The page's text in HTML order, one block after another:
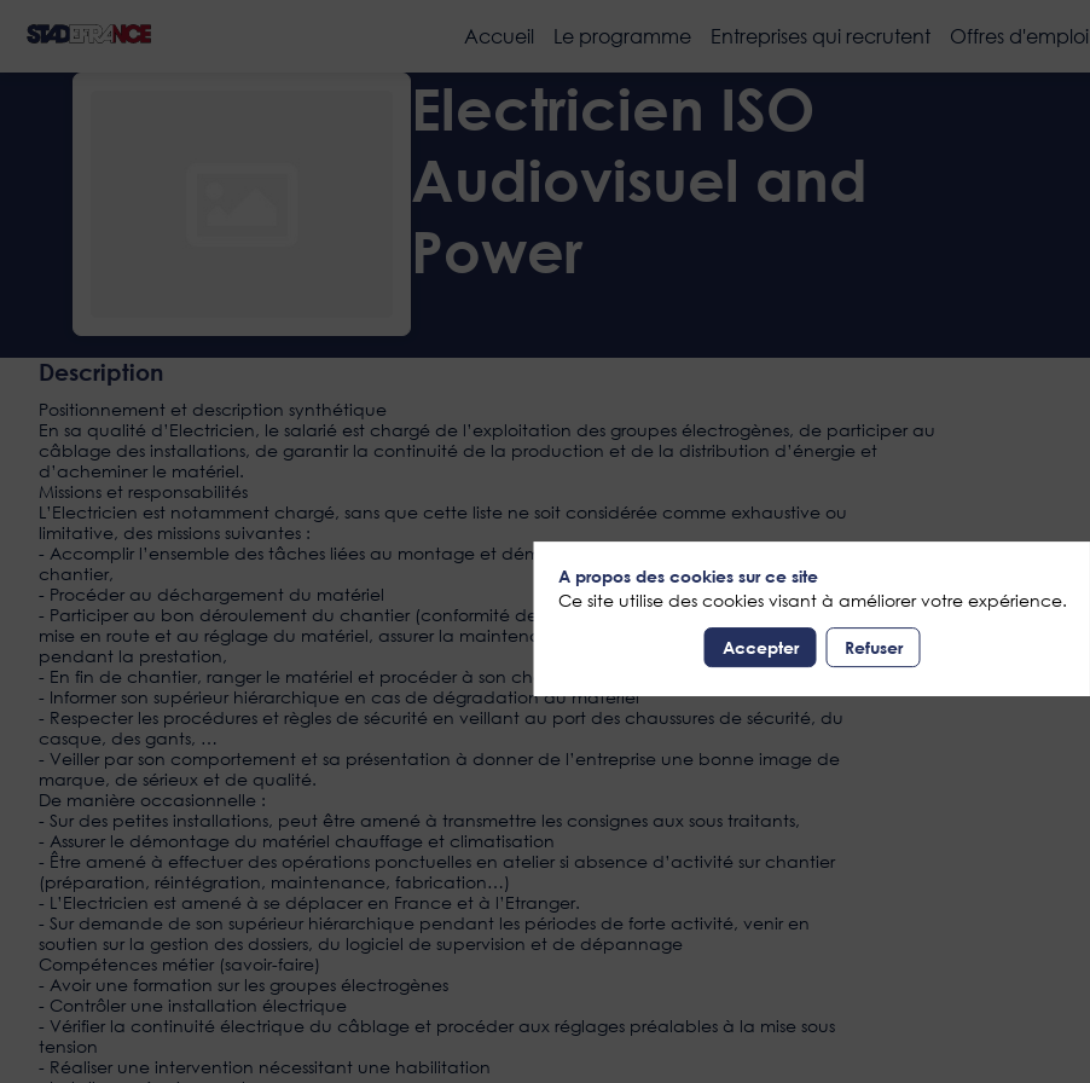
Accueil Le programme Entreprises qui recrutent Offres d'emploi
Electricien ISO
Audiovisuel and
Power
Description
Positionnement et description synthétique
En sa qualité d’Electricien, le salarié est chargé de l’exploitation des groupes électrogènes, de participer au
câblage des installations, de garantir la continuité de la production et de la distribution d’énergie et
d’acheminer le matériel.
Missions et responsabilités
L’Electricien est notamment chargé, sans que cette liste ne soit considérée comme exhaustive ou
limitative, des missions suivantes :
- Accomplir l’ensemble des tâches liées au montage et démontage du matériel électrique sur
chantier,
- Procéder au déchargement du matériel
- Participer au bon déroulement du chantier (conformité de la réalisation du projet) : procéder à la
mise en route et au réglage du matériel, assurer la maintenance et l’assistance technique
pendant la prestation,
- En fin de chantier, ranger le matériel et procéder à son chargement,
- Informer son supérieur hiérarchique en cas de dégradation du matériel
- Respecter les procédures et règles de sécurité en veillant au port des chaussures de sécurité, du
casque, des gants, …
- Veiller par son comportement et sa présentation à donner de l’entreprise une bonne image de
marque, de sérieux et de qualité.
De manière occasionnelle :
- Sur des petites installations, peut être amené à transmettre les consignes aux sous traitants,
- Assurer le démontage du matériel chauffage et climatisation
- Être amené à effectuer des opérations ponctuelles en atelier si absence d’activité sur chantier
(préparation, réintégration, maintenance, fabrication…)
- L’Electricien est amené à se déplacer en France et à l’Etranger.
- Sur demande de son supérieur hiérarchique pendant les périodes de forte activité, venir en
soutien sur la gestion des dossiers, du logiciel de supervision et de dépannage
Compétences métier (savoir-faire)
- Avoir une formation sur les groupes électrogènes
- Contrôler une installation électrique
- Vérifier la continuité électrique du câblage et procéder aux réglages préalables à la mise sous
tension
- Réaliser une intervention nécessitant une habilitation
A propos des cookies sur ce site
Ce site utilise des cookies visant à améliorer votre expérience.
Accepter Refuser